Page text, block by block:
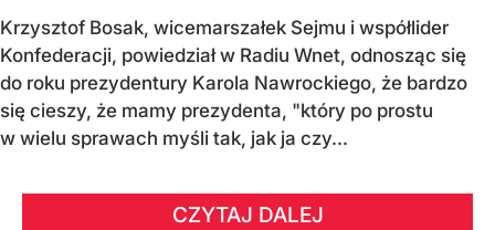
Krzysztof Bosak, wicemarszałek Sejmu i współlider
Konfederacji, powiedział w Radiu Wnet, odnosząc się
do roku prezydentury Karola Nawrockiego, że bardzo
się cieszy, że mamy prezydenta, "który po prostu
w wielu sprawach myśli tak, jak ja czy...
CZYTAJ DALEJ